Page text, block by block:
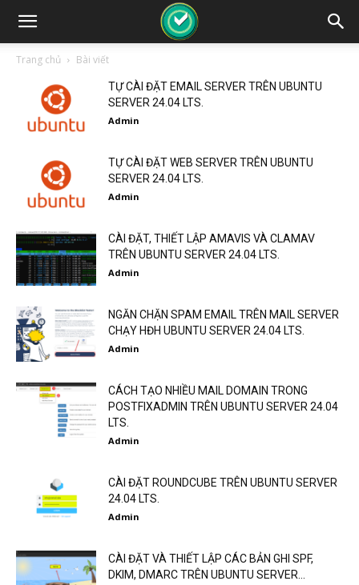
Trang chủ Bài viết
TỰ CÀI ĐẶT EMAIL SERVER TRÊN UBUNTU
SERVER 24.04 LTS.
Admin
TỰ CÀI ĐẶT WEB SERVER TRÊN UBUNTU
SERVER 24.04 LTS.
Admin
CÀI ĐẶT, THIẾT LẬP AMAVIS VÀ CLAMAV
TRÊN UBUNTU SERVER 24.04 LTS.
Admin
NGĂN CHẶN SPAM EMAIL TRÊN MAIL SERVER
CHẠY HĐH UBUNTU SERVER 24.04 LTS.
Admin
CÁCH TẠO NHIỀU MAIL DOMAIN TRONG
POSTFIXADMIN TRÊN UBUNTU SERVER 24.04
LTS.
Admin
CÀI ĐẶT ROUNDCUBE TRÊN UBUNTU SERVER
24.04 LTS.
Admin
CÀI ĐẶT VÀ THIẾT LẬP CÁC BẢN GHI SPF,
DKIM, DMARC TRÊN UBUNTU SERVER...